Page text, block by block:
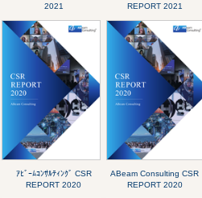
2021
REPORT 2021
ｱﾋﾞｰﾑｺﾝｻﾙﾃｨﾝｸﾞ CSR
REPORT 2020
ABeam Consulting CSR
REPORT 2020